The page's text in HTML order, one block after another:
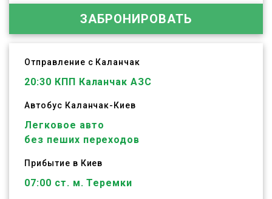
ЗАБРОНИРОВАТЬ
Отправление с Каланчак
20:30 КПП Каланчак АЗС
Автобус Каланчак- Киев
Легковое авто
без пеших переходов
Прибытие в Киев
07:00 ст. м. Теремки